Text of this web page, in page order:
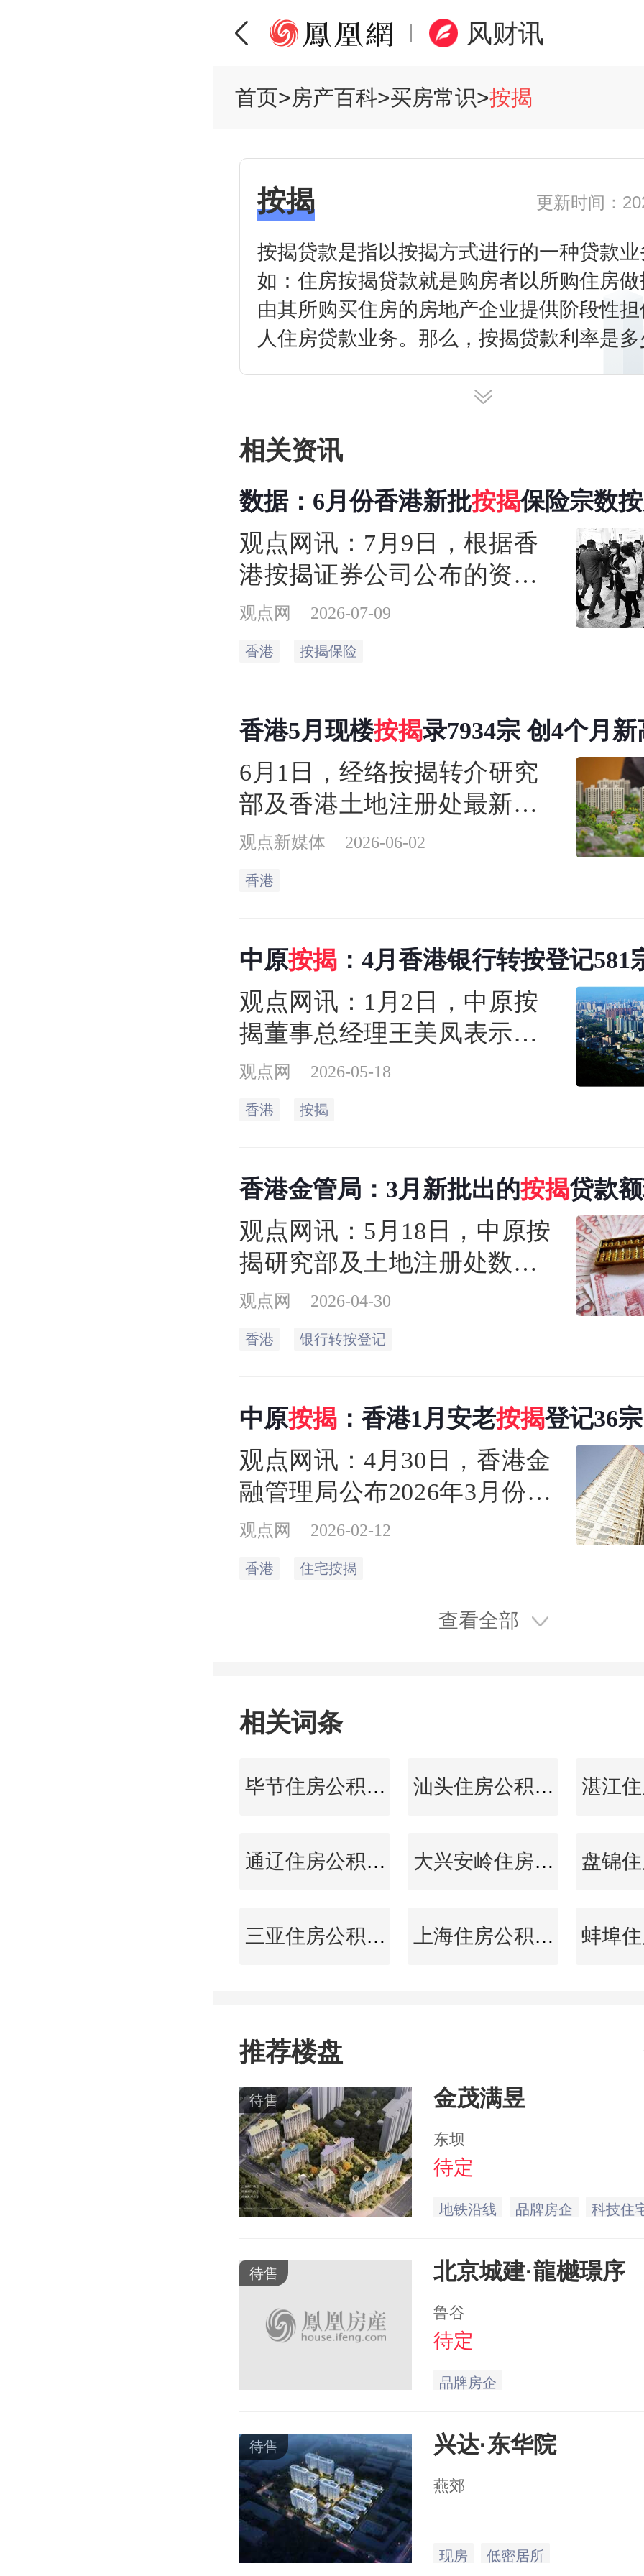
风财讯
首页>房产百科>买房常识>按揭
按揭 更新时间：
按揭贷款是指以按揭方式进行的一种贷款
如：住房按揭贷款就是购房者以所购住房
由其所购买住房的房地产企业提供阶段性
人住房贷款业务。那么，按揭贷款利率是
相关资讯
数据：6月份香港新批按揭保险宗数
34.7%至1445宗
观点网讯：7月9日，根据香
港按揭证券公司公布的资
料，2026年6月份新批按揭保
险宗数按月升34.7%至1445
额分别创11个月及23个月新
高
观点网 2026-07-09
香港 按揭保险
香港5月现楼按揭录7934宗 创4个月新
6月1日，经络按揭转介研究
部及香港土地注册处最新数
据显示，2026年5月份香港现
楼按揭登记宗数为7934宗，
该月楼花按揭登记宗数为473
宗，较4月份的396宗增加77
宗（19
观点新媒体 2026-06-02
香港
中原按揭 ：4月香港银行转按登记581
升4.7%
观点网讯：1月2日，中原按
揭董事总经理王美凤表示，
2025年香港现楼按揭登记量
达6.2万宗，同比增29.3%，结
升65.8%
观点网 2026-05-18
香港 按揭
香港金管局：3月新批出的按揭贷款
加38.6%至401亿港元
观点网讯：5月18日，中原按
揭研究部及土地注册处数据
显示，2026年4月份香港银行
转按共录得581宗登记，环比
宗平稳水平。
观点网 2026-04-30
香港 银行转按登记
中原按揭 ：香港1月安老按揭登记36
20%
观点网讯：4月30日，香港金
融管理局公布2026年3月份的
住宅按揭统计调查结果。3月
份新申请贷款个案较2月份按
新批出的按揭贷款额较2月份
观点网 2026-02-12
香港 住宅按揭
查看全部
相关词条
毕节住房公积金查询 汕头住房公积金查询
通辽住房公积金查询 大兴安岭住房公积金查询
三亚住房公积金查询 上海住房公积金查询
推荐楼盘
待售 金茂满昱
东坝
待定
地铁沿线 品牌房企 科技住
待售 北京城建·龍樾璟序
鲁谷
待定
品牌房企
待售 兴达·东华院
燕郊
现房 低密居所